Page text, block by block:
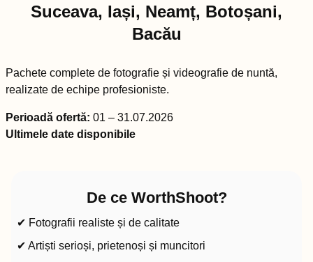
Suceava, Iași, Neamț, Botoșani,
Bacău
Pachete complete de fotografie și videografie de nuntă,
realizate de echipe profesioniste.
Perioadă ofertă: 01 – 31.07.2026
Ultimele date disponibile
De ce WorthShoot?
✔ Fotografii realiste și de calitate
✔ Artiști serioși, prietenoși și muncitori